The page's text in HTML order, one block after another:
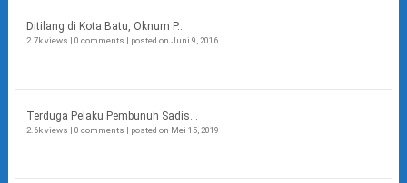
Ditilang di Kota Batu, Oknum P...
2.7k views | 0 comments | posted on Juni 9, 2016
Terduga Pelaku Pembunuh Sadis...
2.6k views | 0 comments | posted on Mei 15, 2019